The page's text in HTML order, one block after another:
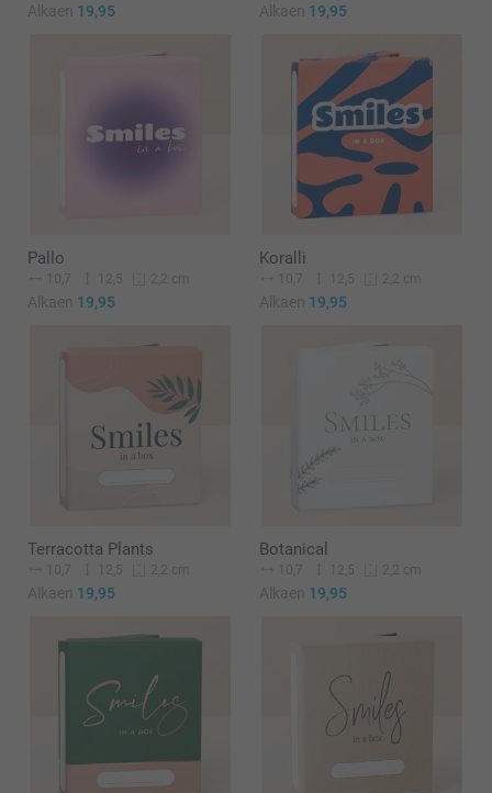
Alkaen 19,95 Alkaen 19,95
Pallo
10,7 12,5 2,2 cm
Alkaen 19,95
Koralli
10,7 12,5 2,2 cm
Alkaen 19,95
Terracotta Plants
10,7 12,5 2,2 cm
Alkaen 19,95
Botanical
10,7 12,5 2,2 cm
Alkaen 19,95